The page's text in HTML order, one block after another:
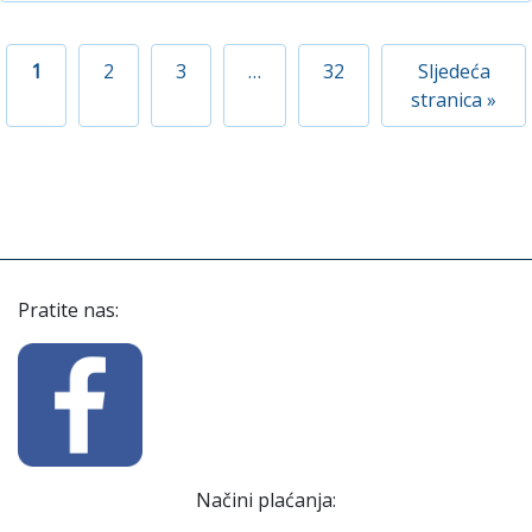
1 2 3 … 32
Sljedeća
stranica »
Pratite nas:
Načini plaćanja: